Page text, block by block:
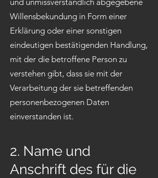
und unmissverständlich abgegebene
Willensbekundung in Form einer
Erklärung oder einer sonstigen
eindeutigen bestätigenden Handlung,
mit der die betroffene Person zu
verstehen gibt, dass sie mit der
Verarbeitung der sie betreffenden
personenbezogenen Daten
einverstanden ist.
2. Name und
Anschrift des für die